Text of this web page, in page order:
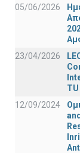
05/06/2026
23/04/2026
12/09/2024